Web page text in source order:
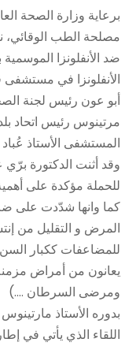
برعاية وزارة الصحة
مصلحة الطب الوقائي،
ضد الأنفلونزا
الأنفلونزا في
أبو عون رئيس لجنة
مرتينوس رئيس اتحاد
المستشفى الأستاذ
وقد أثنت الدكتورة برّي
للحملة مؤكدة على
كما وانها شدّدت على
المرض و التقليل من
للمضاعفات ككبار
يعانون من أمراض
ومرضى السرطان ….)
بدوره الأستاذ
اللقاء الذي يأتي في